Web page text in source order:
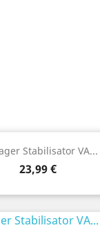
Stabilisator VA...
Preis
23,99 €